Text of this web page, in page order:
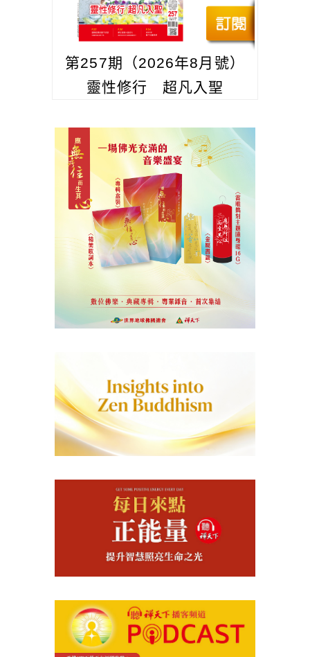
第257期（2026年8月號）
靈性修行 超凡入聖